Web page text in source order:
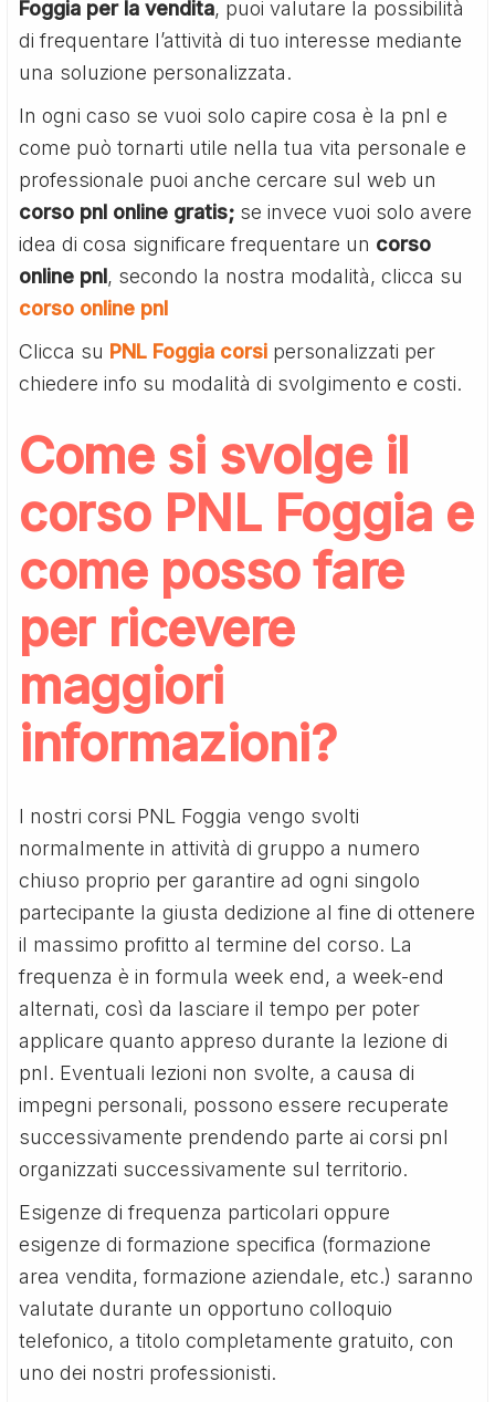
Foggia per la vendita, puoi valutare la possibilità
di frequentare l’attività di tuo interesse mediante
una soluzione personalizzata.
In ogni caso se vuoi solo capire cosa è la pnl e
come può tornarti utile nella tua vita personale e
professionale puoi anche cercare sul web un
corso pnl online gratis; se invece vuoi solo avere
idea di cosa significare frequentare un corso
online pnl, secondo la nostra modalità, clicca su
corso online pnl
Clicca su PNL Foggia corsi personalizzati per
chiedere info su modalità di svolgimento e costi.
Come si svolge il
corso PNL Foggia e
come posso fare
per ricevere
maggiori
informazioni?
I nostri corsi PNL Foggia vengo svolti
normalmente in attività di gruppo a numero
chiuso proprio per garantire ad ogni singolo
partecipante la giusta dedizione al fine di ottenere
il massimo profitto al termine del corso. La
frequenza è in formula week end, a week-end
alternati, così da lasciare il tempo per poter
applicare quanto appreso durante la lezione di
pnl. Eventuali lezioni non svolte, a causa di
impegni personali, possono essere recuperate
successivamente prendendo parte ai corsi pnl
organizzati successivamente sul territorio.
Esigenze di frequenza particolari oppure
esigenze di formazione specifica (formazione
area vendita, formazione aziendale, etc.) saranno
valutate durante un opportuno colloquio
telefonico, a titolo completamente gratuito, con
uno dei nostri professionisti.